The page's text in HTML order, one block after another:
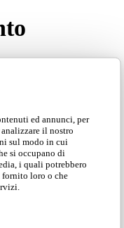
ed annunci, per
il nostro
sul modo in cui
si occupano di
i quali potrebbero
loro o che